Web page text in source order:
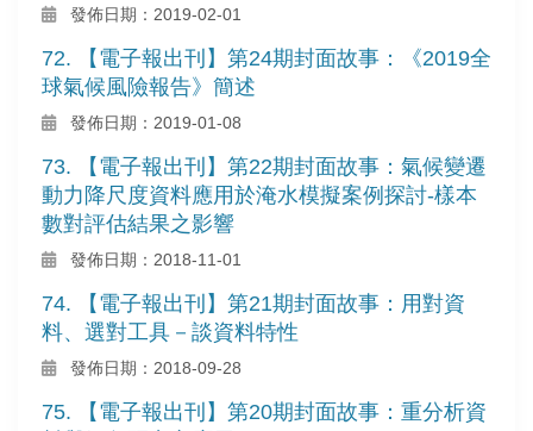
發佈日期：2019-02-01
72. 【電子報出刊】第24期封面故事：《2019全
球氣候風險報告》簡述
發佈日期：2019-01-08
73. 【電子報出刊】第22期封面故事：氣候變遷
動力降尺度資料應用於淹水模擬案例探討-樣本
數對評估結果之影響
發佈日期：2018-11-01
74. 【電子報出刊】第21期封面故事：用對資
料、選對工具－談資料特性
發佈日期：2018-09-28
75. 【電子報出刊】第20期封面故事：重分析資